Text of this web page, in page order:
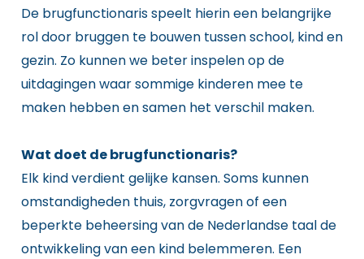
De brugfunctionaris speelt hierin een belangrijke
rol door bruggen te bouwen tussen school, kind en
gezin. Zo kunnen we beter inspelen op de
uitdagingen waar sommige kinderen mee te
maken hebben en samen het verschil maken.
Wat doet de brugfunctionaris?
Elk kind verdient gelijke kansen. Soms kunnen
omstandigheden thuis, zorgvragen of een
beperkte beheersing van de Nederlandse taal de
ontwikkeling van een kind belemmeren. Een